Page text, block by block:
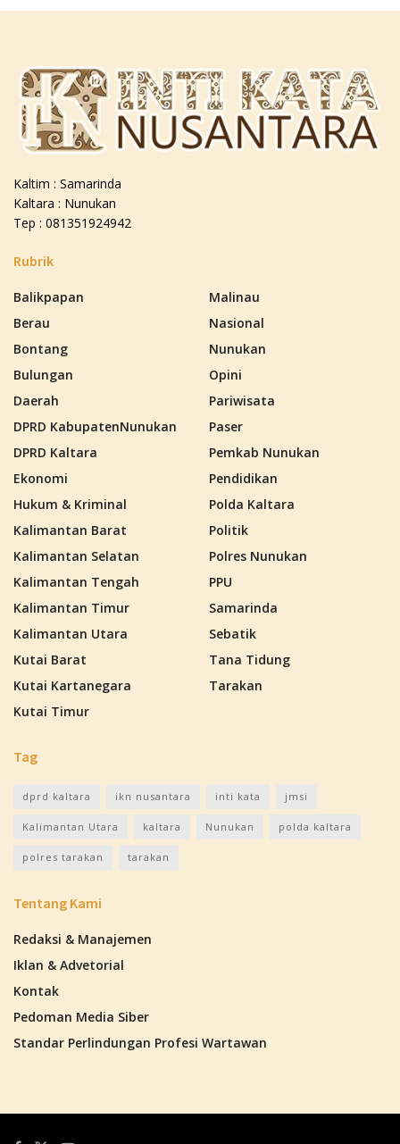
Kaltim : Samarinda
Kaltara : Nunukan
Tep : 081351924942
Rubrik
Balikpapan
Berau
Bontang
Bulungan
Daerah
DPRD KabupatenNunukan
DPRD Kaltara
Ekonomi
Hukum & Kriminal
Kalimantan Barat
Kalimantan Selatan
Kalimantan Tengah
Kalimantan Timur
Kalimantan Utara
Kutai Barat
Kutai Kartanegara
Kutai Timur
Malinau
Nasional
Nunukan
Opini
Pariwisata
Paser
Pemkab Nunukan
Pendidikan
Polda Kaltara
Politik
Polres Nunukan
PPU
Samarinda
Sebatik
Tana Tidung
Tarakan
Tag
dprd kaltara ikn nusantara inti kata jmsi
Kalimantan Utara kaltara Nunukan polda kaltara
polres tarakan tarakan
Tentang Kami
Redaksi & Manajemen
Iklan & Advetorial
Kontak
Pedoman Media Siber
Standar Perlindungan Profesi Wartawan